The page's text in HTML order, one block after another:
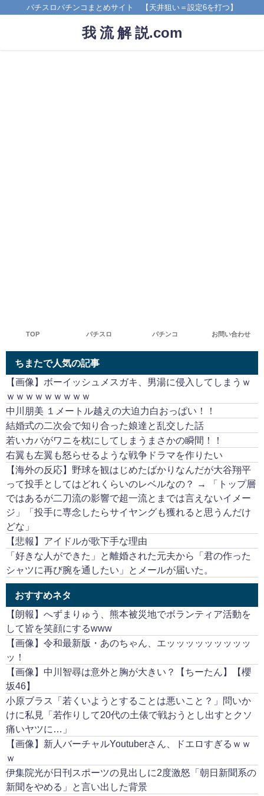
パチスロパチンコまとめサイト 【天井狙い＝設定6を打つ】
我 流 解 説.com
TOP パチスロ パチンコ お問い合わせ
ちまたで人気の記事
【画像】ボーイッシュメスガキ、男湯に侵入してしまうｗ
ｗｗｗｗｗｗｗｗｗ
中川朋美 １メートル越えの大迫力白おっぱい！！
結婚式の二次会で知り合った娘達と乱交した話
若いカバがワニを枕にしてしまうまさかの瞬間！！
右翼も左翼も怒らせるような戦争ドラマを作りたい
【海外の反応】野球を観はじめたばかりなんだが大谷翔平
って投手としてはどれくらいのレベルなの？ → 「トップ層
ではあるが二刀流の影響で超一流とまでは言えないイメー
ジ」「投手に専念したらサイヤングも獲れると思うんだけ
どな」
【悲報】アイドルが歌下手な理由
「好きな人ができた」と離婚された元夫から「君の作った
シャツに再び腕を通したい」とメールが届いた。
おすすめネタ
【朗報】へずまりゅう、熊本被災地でボランティア活動を
して皆を笑顔にするwww
【画像】令和最新版・あのちゃん、エッッッッッッッッッ
ッ！
【画像】中川智尋は意外と胸が大きい？【ちーたん】【櫻
坂46】
小原ブラス「若くいようとすることは悪いこと？」問いか
けに私見「若作りして20代の土俵で戦おうとし出すとクソ
痛いヤツに…」
【画像】新人バーチャルYoutuberさん、ドエロすぎるｗｗ
ｗ
伊集院光が日刊スポーツの見出しに2度激怒「朝日新聞系の
新聞をやめる」と言い出した背景